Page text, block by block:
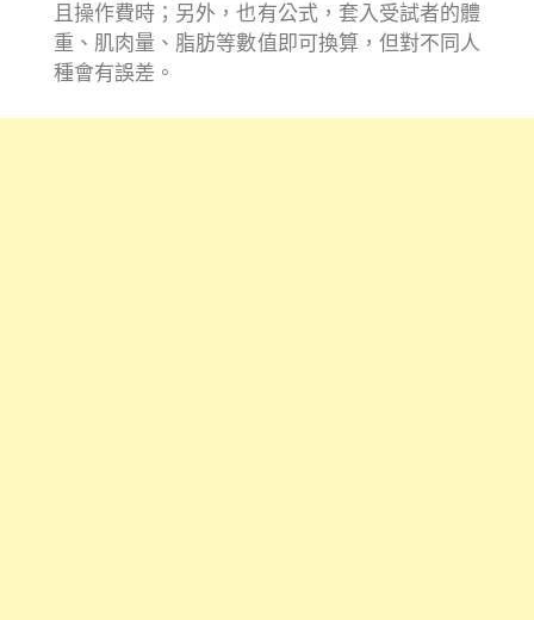
且操作費時；另外，也有公式，套入受試者的體
重、肌肉量、脂肪等數值即可換算，但對不同人
種會有誤差。